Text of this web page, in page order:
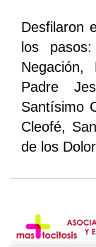
Desfilaron
los
Negación,
Padre
Santísimo
Cleofé,
de los